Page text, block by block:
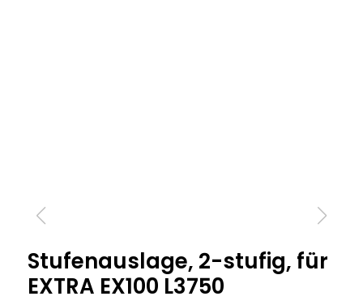
Stufenauslage, 2-stufig, für
EXTRA EX100 L3750